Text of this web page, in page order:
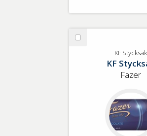
Välj
Stycksak
KF Stycksak
KF
Fazer